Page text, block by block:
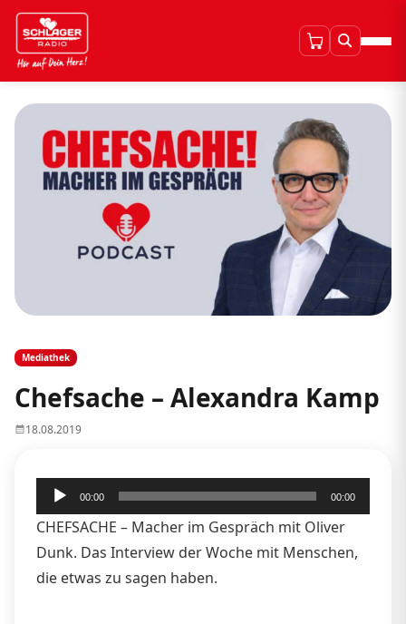
Mediathek
Chefsache – Alexandra Kamp
18.08.2019
Audio-
Player
00:00 00:00
CHEFSACHE – Macher im Gespräch mit Oliver
Dunk. Das Interview der Woche mit Menschen,
die etwas zu sagen haben.